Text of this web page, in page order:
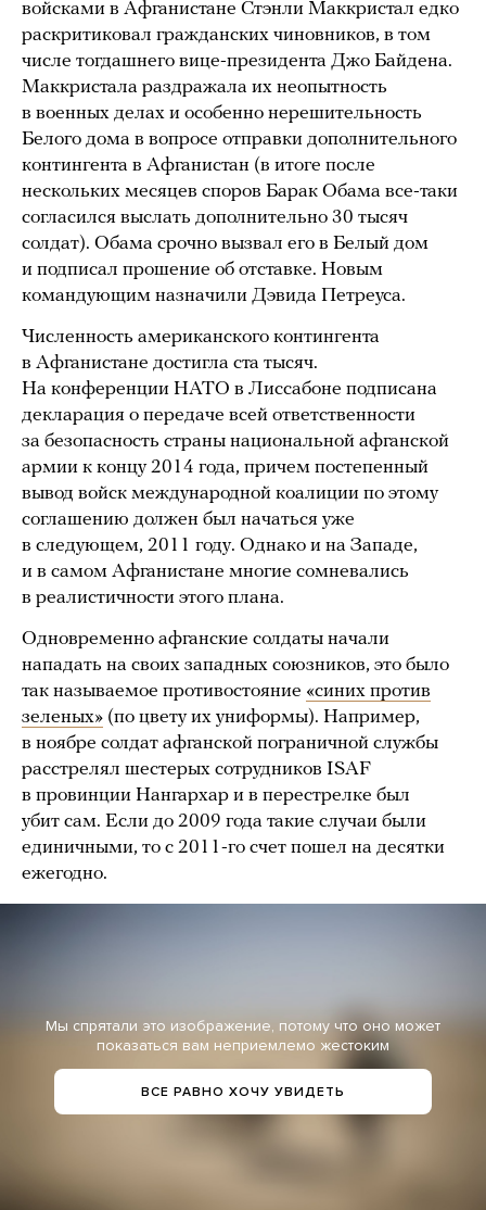
войсками в Афганистане Стэнли Маккристал едко
раскритиковал гражданских чиновников, в том
числе тогдашнего вице-президента Джо Байдена.
Маккристала раздражала их неопытность
в военных делах и особенно нерешительность
Белого дома в вопросе отправки дополнительного
контингента в Афганистан (в итоге после
нескольких месяцев споров Барак Обама все-таки
согласился выслать дополнительно 30 тысяч
солдат). Обама срочно вызвал его в Белый дом
и подписал прошение об отставке. Новым
командующим назначили Дэвида Петреуса.
Численность американского контингента
в Афганистане достигла ста тысяч.
На конференции НАТО в Лиссабоне подписана
декларация о передаче всей ответственности
за безопасность страны национальной афганской
армии к концу 2014 года, причем постепенный
вывод войск международной коалиции по этому
соглашению должен был начаться уже
в следующем, 2011 году. Однако и на Западе,
и в самом Афганистане многие сомневались
в реалистичности этого плана.
Одновременно афганские солдаты начали
нападать на своих западных союзников, это было
так называемое противостояние «синих против
зеленых» (по цвету их униформы). Например,
в ноябре солдат афганской пограничной службы
расстрелял шестерых сотрудников ISAF
в провинции Нангархар и в перестрелке был
убит сам. Если до 2009 года такие случаи были
единичными, то с 2011-го счет пошел на десятки
ежегодно.
Мы спрятали это изображение, потому что оно может
показаться вам неприемлемо жестоким
ВСЕ РАВНО ХОЧУ УВИДЕТЬ